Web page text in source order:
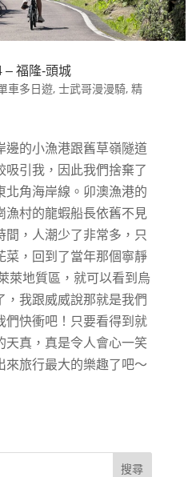
– 福隆-頭城
車多日遊, 士武哥漫漫騎, 精
邊的小漁港跟舊草嶺隧道
吸引我，因此我們捨棄了
北角海岸線。卯澳漁港的
漁村的龍蝦船長依舊不見
，人潮少了非常多，只
菜，回到了當年那個寧靜
萊地質區，就可以看到烏
我跟威威說那就是我們
們快衝吧！只要看得到就
天真，真是令人會心一笑
來旅行最大的樂趣了吧～